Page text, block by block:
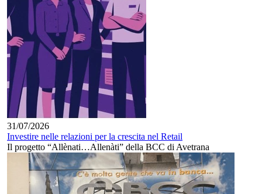
31/07/2026
Investire nelle relazioni per la crescita nel Retail
Il progetto “Allènati…Allenàti” della BCC di Avetrana